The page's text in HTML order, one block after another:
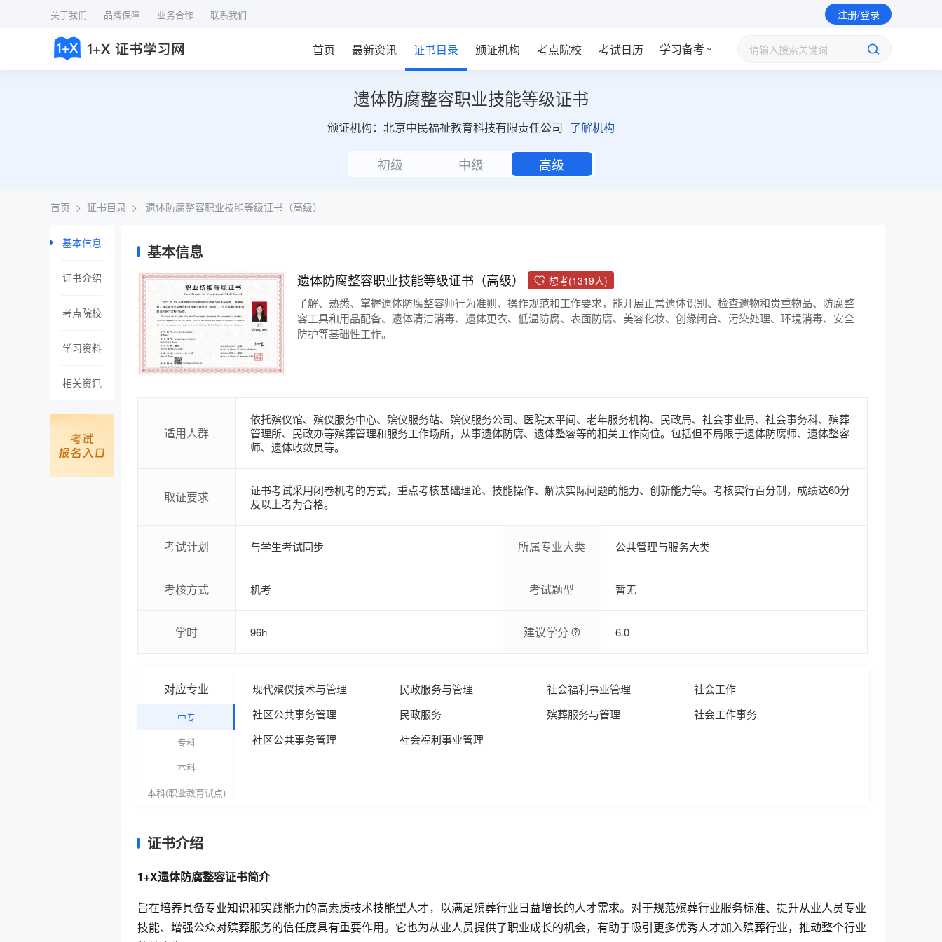
关于我们 品牌保障 业务合作 联系我们 注册/登录
首页 最新资讯 证书目录 颁证机构 考点院校 考试日历 学习备考
遗体防腐整容职业技能等级证书
颁证机构：北京中民福祉教育科技有限责任公司 了解机构
初级 中级 高级
首页 > 证书目录 > 遗体防腐整容职业技能等级证书（高级）
基本信息
证书介绍
考点院校
学习资料
相关资讯
基本信息
遗体防腐整容职业技能等级证书（高级） 想考(1319人)
了解、熟悉、掌握遗体防腐整容师行为准则、操作规范和工作要求，能开展正常遗体识别、检查遗物和贵重物品、防腐整
容工具和用品配备、遗体清洁消毒、遗体更衣、低温防腐、表面防腐、美容化妆、创缘闭合、污染处理、环境消毒、安全
防护等基础性工作。
适用人群
依托殡仪馆、殡仪服务中心、殡仪服务站、殡仪服务公司、医院太平间、老年服务机构、民政局、社会事业局、社会事务科、殡葬
管理所、民政办等殡葬管理和服务工作场所，从事遗体防腐、遗体整容等的相关工作岗位。包括但不局限于遗体防腐师、遗体整容
师、遗体收敛员等。
取证要求
证书考试采用闭卷机考的方式，重点考核基础理论、技能操作、解决实际问题的能力、创新能力等。考核实行百分制，成绩达60分
及以上者为合格。
考试计划 与学生考试同步 所属专业大类 公共管理与服务大类
考核方式 机考 考试题型 暂无
学时 96h 建议学分 6.0
对应专业
中专
专科
本科
本科(职业教育试点)
现代殡仪技术与管理 民政服务与管理 社会福利事业管理
社会工作
社区公共事务管理
民政服务 殡葬服务与管理
社会工作事务
社区公共事务管理
社会福利事业管理
证书介绍
1+X遗体防腐整容证书简介
旨在培养具备专业知识和实践能力的高素质技术技能型人才，以满足殡葬行业日益增长的人才需求。对于规范殡葬行业服务标准、提升从业人员专业
技能、增强公众对殡葬服务的信任度具有重要作用。它也为从业人员提供了职业成长的机会，有助于吸引更多优秀人才加入殡葬行业，推动整个行业